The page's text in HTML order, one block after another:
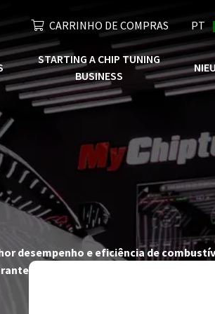
CARRINHO DE COMPRAS PT
STARTING A CHIP TUNING
BUSINESS
desempenho e eficiência de
nos ficheiros ECU tuning de elevada